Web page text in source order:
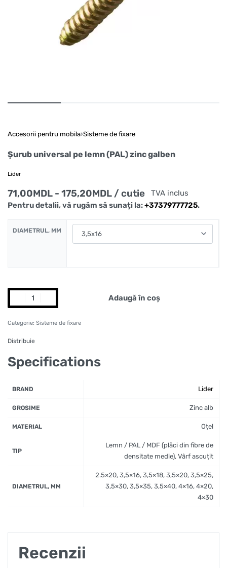
Accesorii pentru mobila›Sisteme de fixare
Șurub universal pe lemn (PAL) zinc galben
Lider
71,00MDL 175,20MDL/ cutie
TVA inclus
Pentru detalii, vă rugăm să sunați la:+37379777725.
DIAMETRUL, MM
Adaugă în coș
Categorie: Sisteme de fixare
Distribuie
Specifications
BRAND Lider
GROSIME Zinc alb
MATERIAL Oțel
TIP
Lemn / PAL / MDF (plăci din fibre de
densitate medie), Vârf ascuțit
DIAMETRUL, MM
2.5×20, 3,5×16, 3,5×18, 3,5×20, 3,5×25,
3,5×30, 3,5×35, 3,5×40, 4×16, 4×20,
4×30
Recenzii